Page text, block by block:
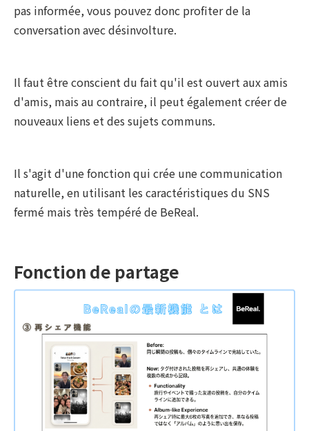
pas informée, vous pouvez donc profiter de la
conversation avec désinvolture.
Il faut être conscient du fait qu'il est ouvert aux amis
d'amis, mais au contraire, il peut également créer de
nouveaux liens et des sujets communs.
Il s'agit d'une fonction qui crée une communication
naturelle, en utilisant les caractéristiques du SNS
fermé mais très tempéré de BeReal.
Fonction de partage